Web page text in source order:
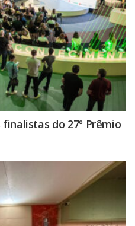
do 27º Prêmio